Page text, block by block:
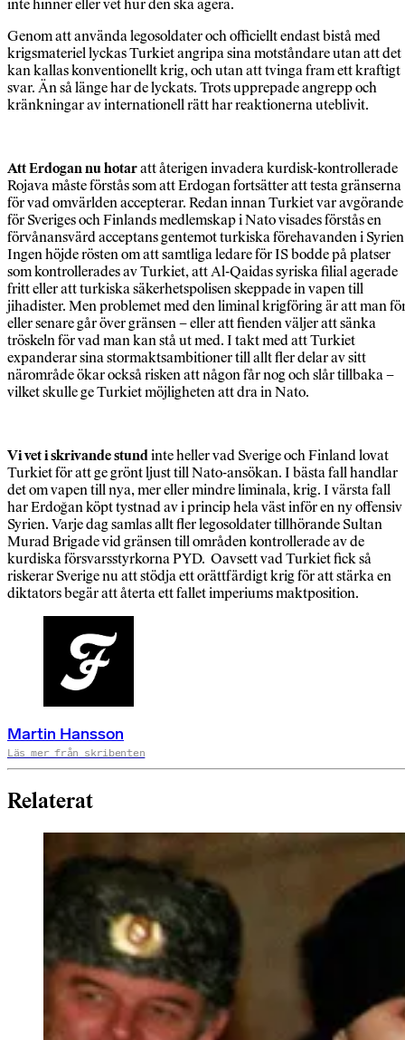
inte hinner eller vet hur den ska agera.
Genom att använda legosoldater och officiellt endast bistå med
krigsmateriel lyckas Turkiet angripa sina motståndare utan att det
kan kallas konventionellt krig, och utan att tvinga fram ett kraftigt
svar. Än så länge har de lyckats. Trots upprepade angrepp och
kränkningar av internationell rätt har reaktionerna uteblivit.
Att Erdogan nu hotaratt återigen invadera kurdisk-kontrollerade
Rojava måste förstås som att Erdogan fortsätter att testa gränserna
för vad omvärlden accepterar. Redan innan Turkiet var avgörande
för Sveriges och Finlands medlemskap i Nato visades förstås en
förvånansvärd acceptans gentemot turkiska förehavanden i
Ingen höjde rösten om att samtliga ledare för IS bodde på platser
som kontrollerades av Turkiet, att Al-Qaidas syriska filial agerade
fritt eller att turkiska säkerhetspolisen skeppade in vapen till
jihadister. Men problemet med den liminal krigföring är att man
eller senare går över gränsen – eller att fienden väljer att sänka
tröskeln för vad man kan stå ut med. I takt med att Turkiet
expanderar sina stormaktsambitioner till allt fler delar av sitt
närområde ökar också risken att någon får nog och slår tillbaka –
vilket skulle ge Turkiet möjligheten att dra in Nato.
Vi vet iskrivande stundinte heller vad Sverige och Finland lovat
Turkiet för att ge grönt ljust till Nato-ansökan. I bästa fall handlar
det om vapen till nya, mer eller mindre liminala, krig. I värsta fall
har Erdoğan köpt tystnad av i princip hela väst inför en ny offensiv
Syrien. Varje dag samlas allt fler legosoldater tillhörande Sultan
Murad Brigade vid gränsen till områden kontrollerade av de
kurdiska försvarsstyrkorna PYD. Oavsett vad Turkiet fick så
riskerar Sverige nu att stödja ett orättfärdigt krig för att stärka en
diktators begär att återta ett fallet imperiums maktposition.
Martin Hansson
Läs mer från skribenten
Relaterat